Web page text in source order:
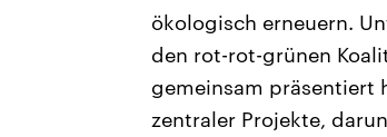
ökologisch erneuern.
den rot-rot-grünen
gemeinsam präsentiert
zentraler Projekte,